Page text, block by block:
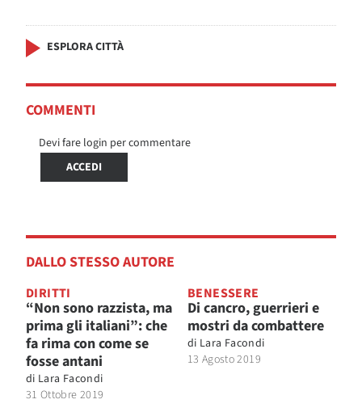
ESPLORA CITTÀ
COMMENTI
Devi fare login per commentare
ACCEDI
DALLO STESSO AUTORE
DIRITTI
“Non sono razzista, ma
prima gli italiani”: che
fa rima con come se
fosse antani
di Lara Facondi
31 Ottobre 2019
BENESSERE
Di cancro, guerrieri e
mostri da combattere
di Lara Facondi
13 Agosto 2019